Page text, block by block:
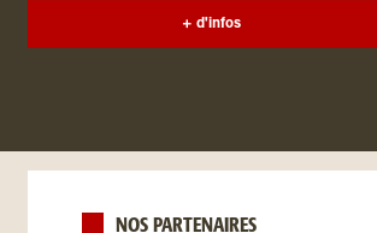
+ d'infos
NOS PARTENAIRES